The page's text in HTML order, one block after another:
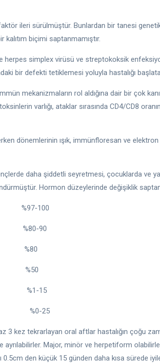
ileri sürülmüştür. Bunlardan bir tanesi
biçimi saptanmamıştır.
herpes simplex virüsü ve streptokoksik
bir defekti tetiklemesi yoluyla hastalığı
mekanizmaların rol aldığına dair bir çok
varlığı, ataklar sırasında CD4/CD8
dönemlerinin ışık, immünfloresan ve
daha şiddetli seyretmesi, çocuklarda ve
Hormon düzeylerinde değişiklik
100
90
%80
%50
%1-15
%0-25
3 kez tekrarlayan oral aftlar hastalığın çoğu
ayrılabilirler. Major, minör ve herpetiform
0.5cm den küçük 15 günden daha kısa sürede